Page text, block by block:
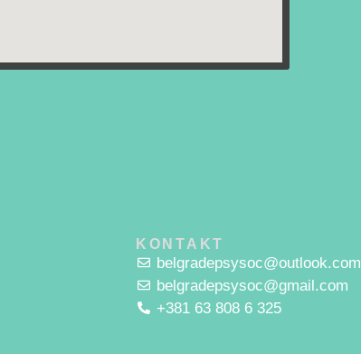
KONTAKT
belgradepsysoc@outlook.com
belgradepsysoc@gmail.com
+381 63 808 6 325